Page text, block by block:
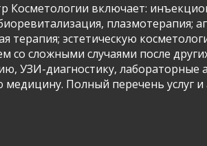
Косметологии включает:
плазмотерапия;
терапия; эстетическую
со сложными случаями после
УЗИ-диагностику, лабораторные
Полный перечень услуг